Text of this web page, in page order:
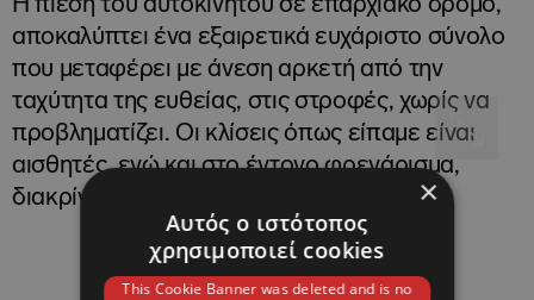
αποκαλύπτει ένα εξαιρετικά ευχάριστο σύνολο
που μεταφέρει με άνεση αρκετή από την
ταχύτητα της ευθείας, στις στροφές, χωρίς να
προβληματίζει. Οι κλίσεις όπως είπαμε είναι
αισθητές, ενώ και στο έντονο φρενάρισμα,
διακρίνεται το «βούτηγμα» εμπρός.
×
Αυτός ο ιστότοπος
χρησιμοποιεί cookies
This Cookie Banner was deleted and is no